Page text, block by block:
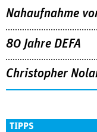
Nahaufnahme
80 Jahre DEFA
Christopher
TIPPS